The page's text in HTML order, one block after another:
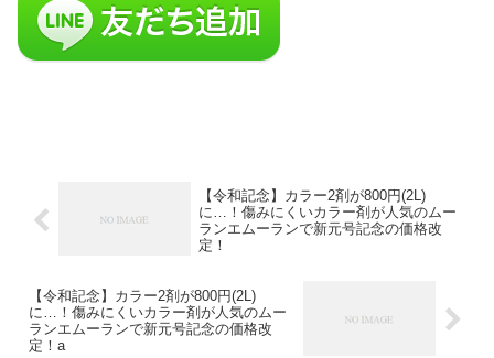
【令和記念】カラー2剤が800円(2L)
に…！傷みにくいカラー剤が人気のムー
ランエムーランで新元号記念の価格改
定！
【令和記念】カラー2剤が800円(2L)
に…！傷みにくいカラー剤が人気のムー
ランエムーランで新元号記念の価格改
定！a